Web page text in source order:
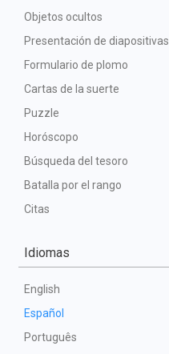
Objetos ocultos
Presentación de diapositivas
Formulario de plomo
Cartas de la suerte
Puzzle
Horóscopo
Búsqueda del tesoro
Batalla por el rango
Citas
Idiomas
English
Español
Português